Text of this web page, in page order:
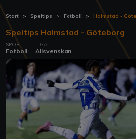
Start Speltips Fotboll Halmstad -
Speltips Halmstad - Göteborg
SPORT
Fotboll
LIGA
Allsvenskan